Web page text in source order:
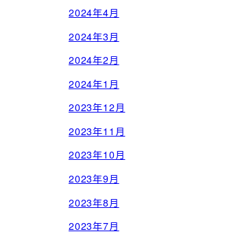
2024年4月
2024年3月
2024年2月
2024年1月
2023年12月
2023年11月
2023年10月
2023年9月
2023年8月
2023年7月